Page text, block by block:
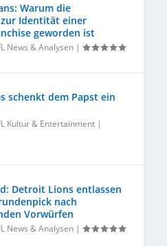
Warum die
Identität einer
geworden ist
News & Analysen |
schenkt dem Papst ein
Kultur & Entertainment |
Detroit Lions entlassen
nach
Vorwürfen
News & Analysen |